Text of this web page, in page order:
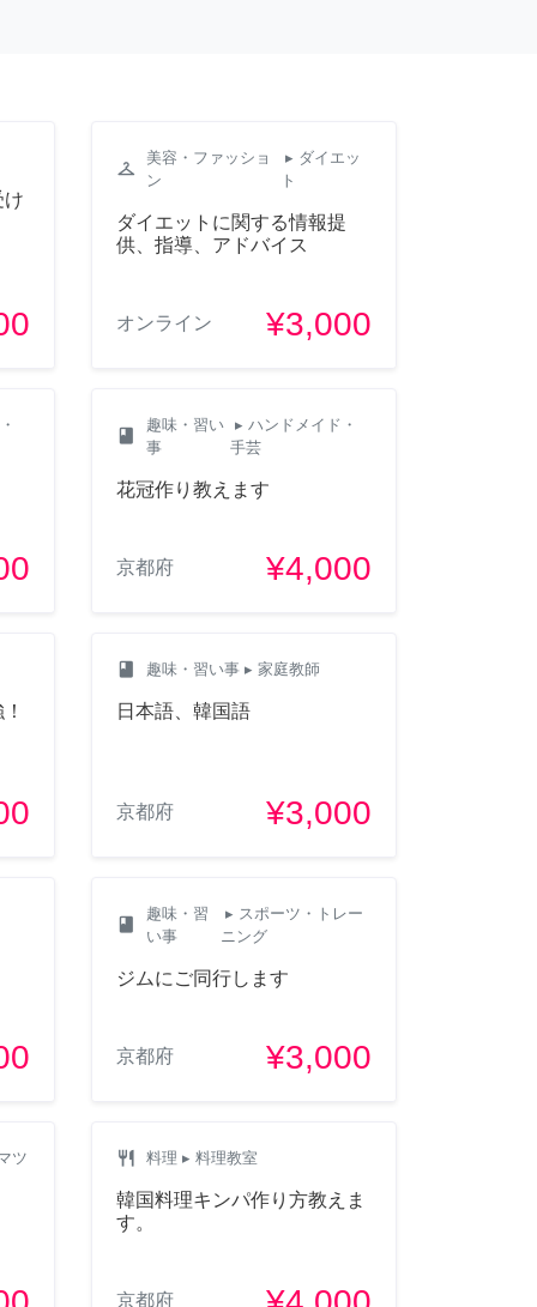
け
checkroom
美容・ファッショ
ン
▸ ダイエッ
ト
ダイエットに関する情報提
供、指導、アドバイス
オンライン ¥3,000
class
趣味・習い
事
▸ ハンドメイド・
手芸
花冠作り教えます
京都府 ¥4,000
class 趣味・習い事 ▸ 家庭教師
日本語、韓国語
京都府 ¥3,000
class
趣味・習
い事
▸ スポーツ・トレー
ニング
ジムにご同行します
京都府 ¥3,000
ツ
restaurant 料理 ▸ 料理教室
韓国料理キンパ作り方教えま
す。
京都府